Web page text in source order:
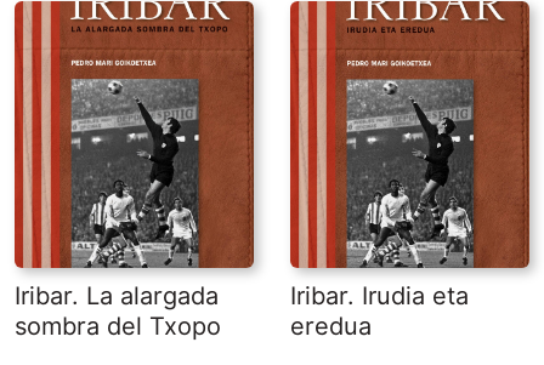
Iribar. La alargada
sombra del Txopo
Iribar. Irudia eta
eredua